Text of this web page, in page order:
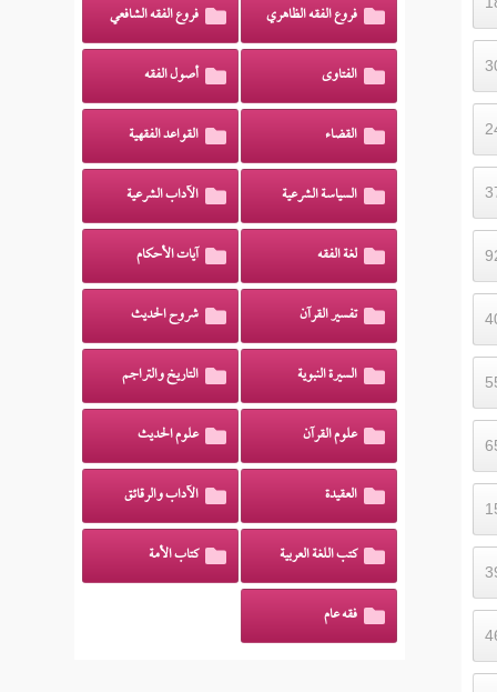
فروع الفقه الظاهري فروع الفقه الشافعي
الفتاوى أصول الفقه
القضاء القواعد الفقهية
السياسة الشرعية الآداب الشرعية
لغة الفقه آيات الأحكام
تفسير القرآن شروح الحديث
السيرة النبوية التاريخ والتراجم
علوم القرآن علوم الحديث
العقيدة الآداب والرقائق
كتب اللغة العربية كتاب الأمة
فقه عام